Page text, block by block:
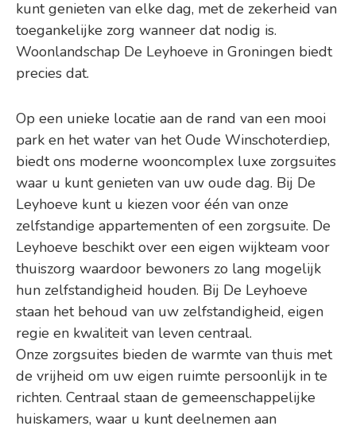
kunt genieten van elke dag, met de zekerheid van
toegankelijke zorg wanneer dat nodig is.
Woonlandschap De Leyhoeve in Groningen biedt
precies dat.
Op een unieke locatie aan de rand van een mooi
park en het water van het Oude Winschoterdiep,
biedt ons moderne wooncomplex luxe zorgsuites
waar u kunt genieten van uw oude dag. Bij De
Leyhoeve kunt u kiezen voor één van onze
zelfstandige appartementen of een zorgsuite. De
Leyhoeve beschikt over een eigen wijkteam voor
thuiszorg waardoor bewoners zo lang mogelijk
hun zelfstandigheid houden. Bij De Leyhoeve
staan het behoud van uw zelfstandigheid, eigen
regie en kwaliteit van leven centraal.
Onze zorgsuites bieden de warmte van thuis met
de vrijheid om uw eigen ruimte persoonlijk in te
richten. Centraal staan de gemeenschappelijke
huiskamers, waar u kunt deelnemen aan